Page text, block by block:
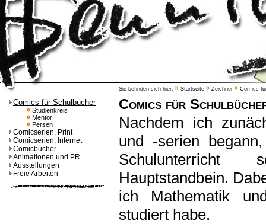
Comics für Schulbücher
Studienkreis
Mentor
Persen
Comicserien, Print
Comicserien, Internet
Comicbücher
Animationen und PR
Ausstellungen
Freie Arbeiten
Sie befinden sich hier: Startseite Zeichner Comics
Comics für
Nachdem ich
und -serien
Hauptstandbein.
ich Mathematik
studiert habe.